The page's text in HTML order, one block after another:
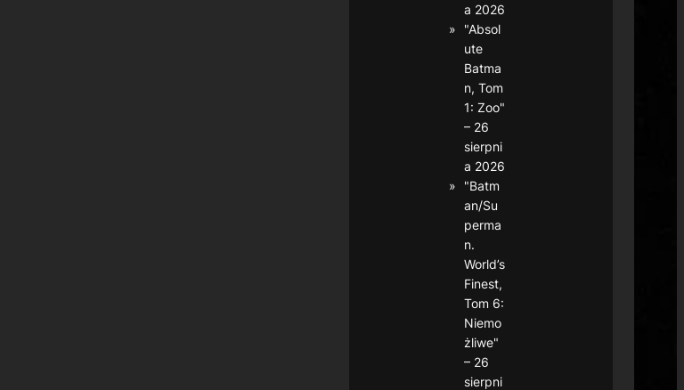
a 2026
"Absol
ute
Batma
n, Tom
1: Zoo"
– 26
sierpni
a 2026
"Batm
an/Su
perma
n.
World’s
Finest,
Tom 6:
Niemo
żliwe"
– 26
sierpni